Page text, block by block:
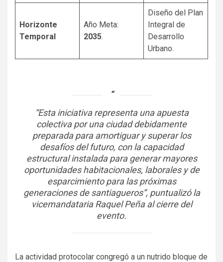
Horizonte
Temporal
Año Meta:
2035.
Diseño del Plan
Integral de
Desarrollo
Urbano.
“Esta iniciativa representa una apuesta
colectiva por una ciudad debidamente
preparada para amortiguar y superar los
desafíos del futuro, con la capacidad
estructural instalada para generar mayores
oportunidades habitacionales, laborales y de
esparcimiento para las próximas
generaciones de santiagueros”, puntualizó la
vicemandataria Raquel Peña al cierre del
evento.
La actividad protocolar congregó a un nutrido bloque de